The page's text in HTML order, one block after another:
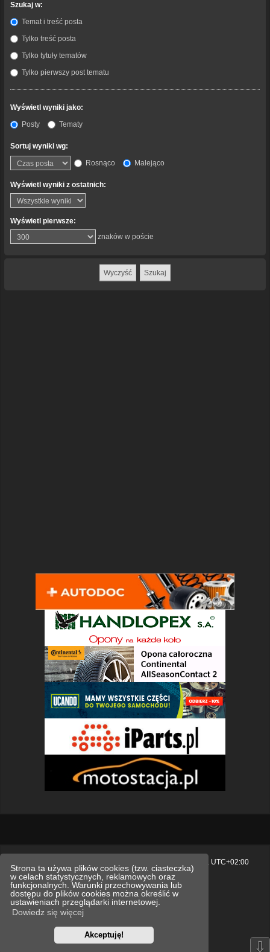
Strona ta używa plików cookies (tzw. ciasteczka)
w celach statystycznych, reklamowych oraz
funkcjonalnych. Warunki przechowywania lub
dostępu do plików cookies można określić w
ustawieniach przeglądarki internetowej.
Dowiedz się więcej
Akceptuję!
Szukaj w:
Temat i treść posta
Tylko treść posta
Tylko tytuły tematów
Tylko pierwszy post tematu
Wyświetl wyniki jako:
Posty
Tematy
Sortuj wyniki wg:
Rosnąco
Malejąco
Wyświetl wyniki z ostatnich:
Wyświetl pierwsze:
znaków w poście
Strefa czasowa UTC+02:00
Polityka prywatności.
Technologię dostarczaphpBB® Forum Software © phpBB Limited
Polski pakiet językowy dostarczaphpBB.pl
we_universal created by INVENTEA & v12mike
phpBB SEO ⇩